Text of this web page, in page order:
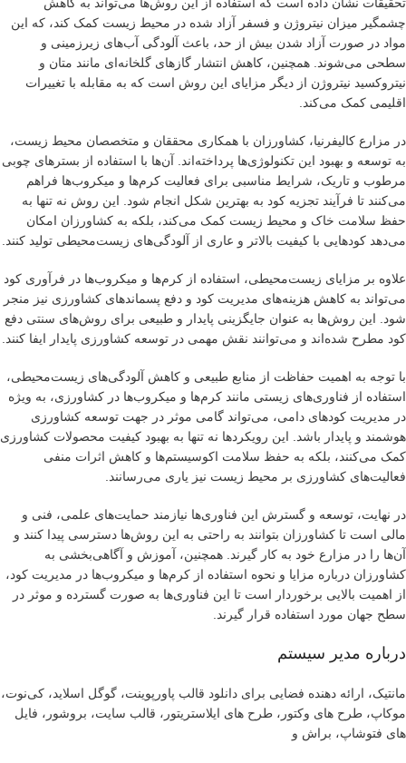
چشمگیر میزان نیتروژن و فسفر آزاد شده در محیط زیست کمک کند، که این
مواد در صورت آزاد شدن بیش از حد، باعث آلودگی آب‌های زیرزمینی و
سطحی می‌شوند. همچنین، کاهش انتشار گازهای گلخانه‌ای مانند متان و
نیتروکسید نیتروژن از دیگر مزایای این روش است که به مقابله با تغییرات
اقلیمی کمک می‌کند.
در مزارع کالیفرنیا، کشاورزان با همکاری محققان و متخصصان محیط زیست،
به توسعه و بهبود این تکنولوژی‌ها پرداخته‌اند. آن‌ها با استفاده از بسترهای چوبی
مرطوب و تاریک، شرایط مناسبی برای فعالیت کرم‌ها و میکروب‌ها فراهم
می‌کنند تا فرآیند تجزیه کود به بهترین شکل انجام شود. این روش نه تنها به
حفظ سلامت خاک و محیط زیست کمک می‌کند، بلکه به کشاورزان امکان
می‌دهد کودهایی با کیفیت بالاتر و عاری از آلودگی‌های زیست‌محیطی تولید کنند.
علاوه بر مزایای زیست‌محیطی، استفاده از کرم‌ها و میکروب‌ها در فرآوری کود
می‌تواند به کاهش هزینه‌های مدیریت کود و دفع پسماندهای کشاورزی نیز منجر
شود. این روش‌ها به عنوان جایگزینی پایدار و طبیعی برای روش‌های سنتی دفع
کود مطرح شده‌اند و می‌توانند نقش مهمی در توسعه کشاورزی پایدار ایفا کنند.
با توجه به اهمیت حفاظت از منابع طبیعی و کاهش آلودگی‌های زیست‌محیطی،
استفاده از فناوری‌های زیستی مانند کرم‌ها و میکروب‌ها در کشاورزی، به ویژه
در مدیریت کودهای دامی، می‌تواند گامی موثر در جهت توسعه کشاورزی
هوشمند و پایدار باشد. این رویکردها نه تنها به بهبود کیفیت محصولات کشاورزی
کمک می‌کنند، بلکه به حفظ سلامت اکوسیستم‌ها و کاهش اثرات منفی
فعالیت‌های کشاورزی بر محیط زیست نیز یاری می‌رسانند.
در نهایت، توسعه و گسترش این فناوری‌ها نیازمند حمایت‌های علمی، فنی و
مالی است تا کشاورزان بتوانند به راحتی به این روش‌ها دسترسی پیدا کنند و
آن‌ها را در مزارع خود به کار گیرند. همچنین، آموزش و آگاهی‌بخشی به
کشاورزان درباره مزایا و نحوه استفاده از کرم‌ها و میکروب‌ها در مدیریت کود،
از اهمیت بالایی برخوردار است تا این فناوری‌ها به صورت گسترده و موثر در
سطح جهان مورد استفاده قرار گیرند.
درباره مدیر سیستم
مانتیک، ارائه دهنده فضایی برای دانلود قالب پاورپوینت، گوگل اسلاید، کی‌نوت،
موکاپ، طرح های وکتور، طرح های ایلاستریتور، قالب سایت، بروشور، فایل
های فتوشاپ، براش و